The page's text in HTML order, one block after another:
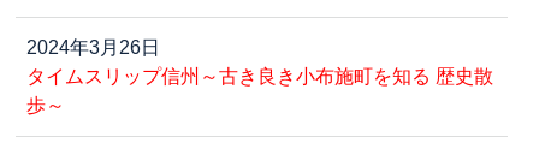
2024年3月26日
タイムスリップ信州～古き良き小布施町を知る 歴史散
歩～